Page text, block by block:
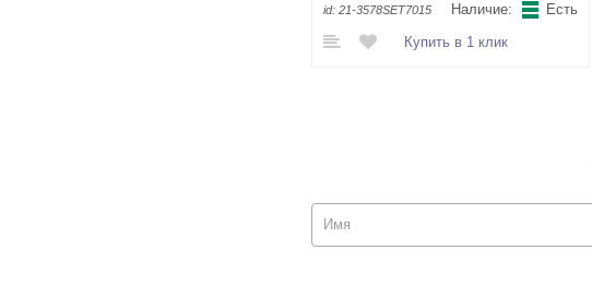
id: 21-3578SET7015 Наличие:
Есть
Купить в 1 клик